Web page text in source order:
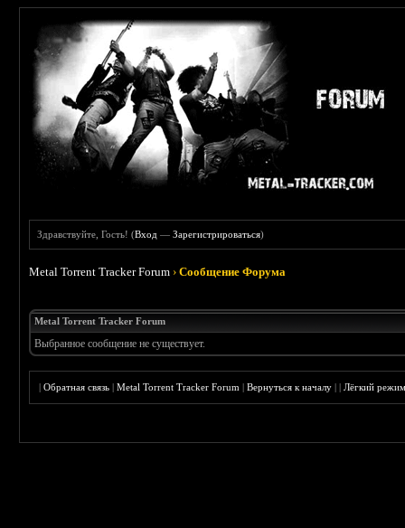
Здравствуйте, Гость! (Вход —Зарегистрироваться)
Metal Torrent Tracker Forum ›Сообщение Форума
Metal Torrent Tracker Forum
Выбранное сообщение не существует.
|Обратная связь |Metal Torrent Tracker Forum |Вернуться к началу ||Лёгкий